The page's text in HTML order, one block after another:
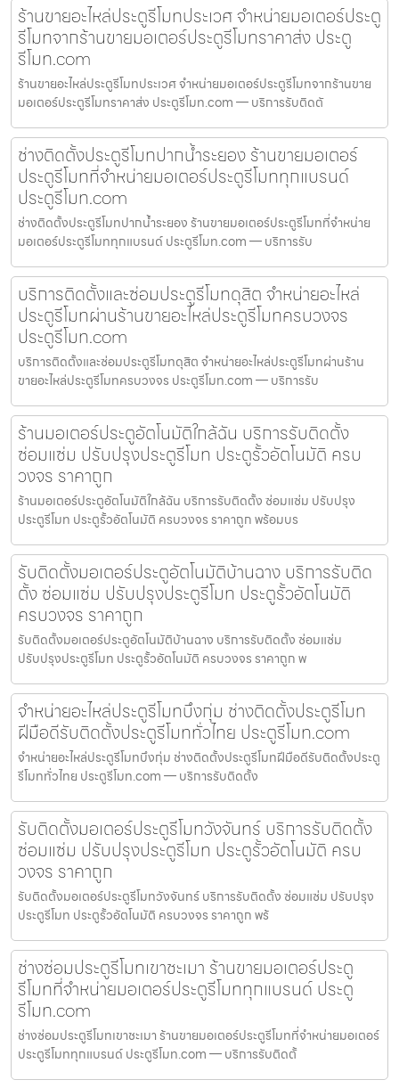
ร้านขายอะไหล่ประตูรีโมทประเวศ จำหน่ายมอเตอร์ประตู
รีโมทจากร้านขายมอเตอร์ประตูรีโมทราคาส่ง ประตู
รีโมท.com
ร้านขายอะไหล่ประตูรีโมทประเวศ จำหน่ายมอเตอร์ประตูรีโมทจากร้านขาย
มอเตอร์ประตูรีโมทราคาส่ง ประตูรีโมท.com — บริการรับติดตั
ช่างติดตั้งประตูรีโมทปากน้ำระยอง ร้านขายมอเตอร์
ประตูรีโมทที่จำหน่ายมอเตอร์ประตูรีโมททุกแบรนด์
ประตูรีโมท.com
ช่างติดตั้งประตูรีโมทปากน้ำระยอง ร้านขายมอเตอร์ประตูรีโมทที่จำหน่าย
มอเตอร์ประตูรีโมททุกแบรนด์ ประตูรีโมท.com — บริการรับ
บริการติดตั้งและซ่อมประตูรีโมทดุสิต จำหน่ายอะไหล่
ประตูรีโมทผ่านร้านขายอะไหล่ประตูรีโมทครบวงจร
ประตูรีโมท.com
บริการติดตั้งและซ่อมประตูรีโมทดุสิต จำหน่ายอะไหล่ประตูรีโมทผ่านร้าน
ขายอะไหล่ประตูรีโมทครบวงจร ประตูรีโมท.com — บริการรับ
ร้านมอเตอร์ประตูอัตโนมัติใกล้ฉัน บริการรับติดตั้ง
ซ่อมแซ่ม ปรับปรุงประตูรีโมท ประตูรั้วอัตโนมัติ ครบ
วงจร ราคาถูก
ร้านมอเตอร์ประตูอัตโนมัติใกล้ฉัน บริการรับติดตั้ง ซ่อมแซ่ม ปรับปรุง
ประตูรีโมท ประตูรั้วอัตโนมัติ ครบวงจร ราคาถูก พร้อมบร
รับติดตั้งมอเตอร์ประตูอัตโนมัติบ้านฉาง บริการรับติด
ตั้ง ซ่อมแซ่ม ปรับปรุงประตูรีโมท ประตูรั้วอัตโนมัติ
ครบวงจร ราคาถูก
รับติดตั้งมอเตอร์ประตูอัตโนมัติบ้านฉาง บริการรับติดตั้ง ซ่อมแซ่ม
ปรับปรุงประตูรีโมท ประตูรั้วอัตโนมัติ ครบวงจร ราคาถูก พ
จำหน่ายอะไหล่ประตูรีโมทบึงกุ่ม ช่างติดตั้งประตูรีโมท
ฝีมือดีรับติดตั้งประตูรีโมททั่วไทย ประตูรีโมท.com
จำหน่ายอะไหล่ประตูรีโมทบึงกุ่ม ช่างติดตั้งประตูรีโมทฝีมือดีรับติดตั้งประตู
รีโมททั่วไทย ประตูรีโมท.com — บริการรับติดตั้ง
รับติดตั้งมอเตอร์ประตูรีโมทวังจันทร์ บริการรับติดตั้ง
ซ่อมแซ่ม ปรับปรุงประตูรีโมท ประตูรั้วอัตโนมัติ ครบ
วงจร ราคาถูก
รับติดตั้งมอเตอร์ประตูรีโมทวังจันทร์ บริการรับติดตั้ง ซ่อมแซ่ม ปรับปรุง
ประตูรีโมท ประตูรั้วอัตโนมัติ ครบวงจร ราคาถูก พร้
ช่างซ่อมประตูรีโมทเขาชะเมา ร้านขายมอเตอร์ประตู
รีโมทที่จำหน่ายมอเตอร์ประตูรีโมททุกแบรนด์ ประตู
รีโมท.com
ช่างซ่อมประตูรีโมทเขาชะเมา ร้านขายมอเตอร์ประตูรีโมทที่จำหน่ายมอเตอร์
ประตูรีโมททุกแบรนด์ ประตูรีโมท.com — บริการรับติดตั้